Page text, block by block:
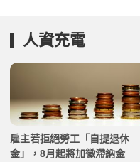
人資充電
雇主若拒絕勞工「自提退休
金」，8月起將加徵滯納金